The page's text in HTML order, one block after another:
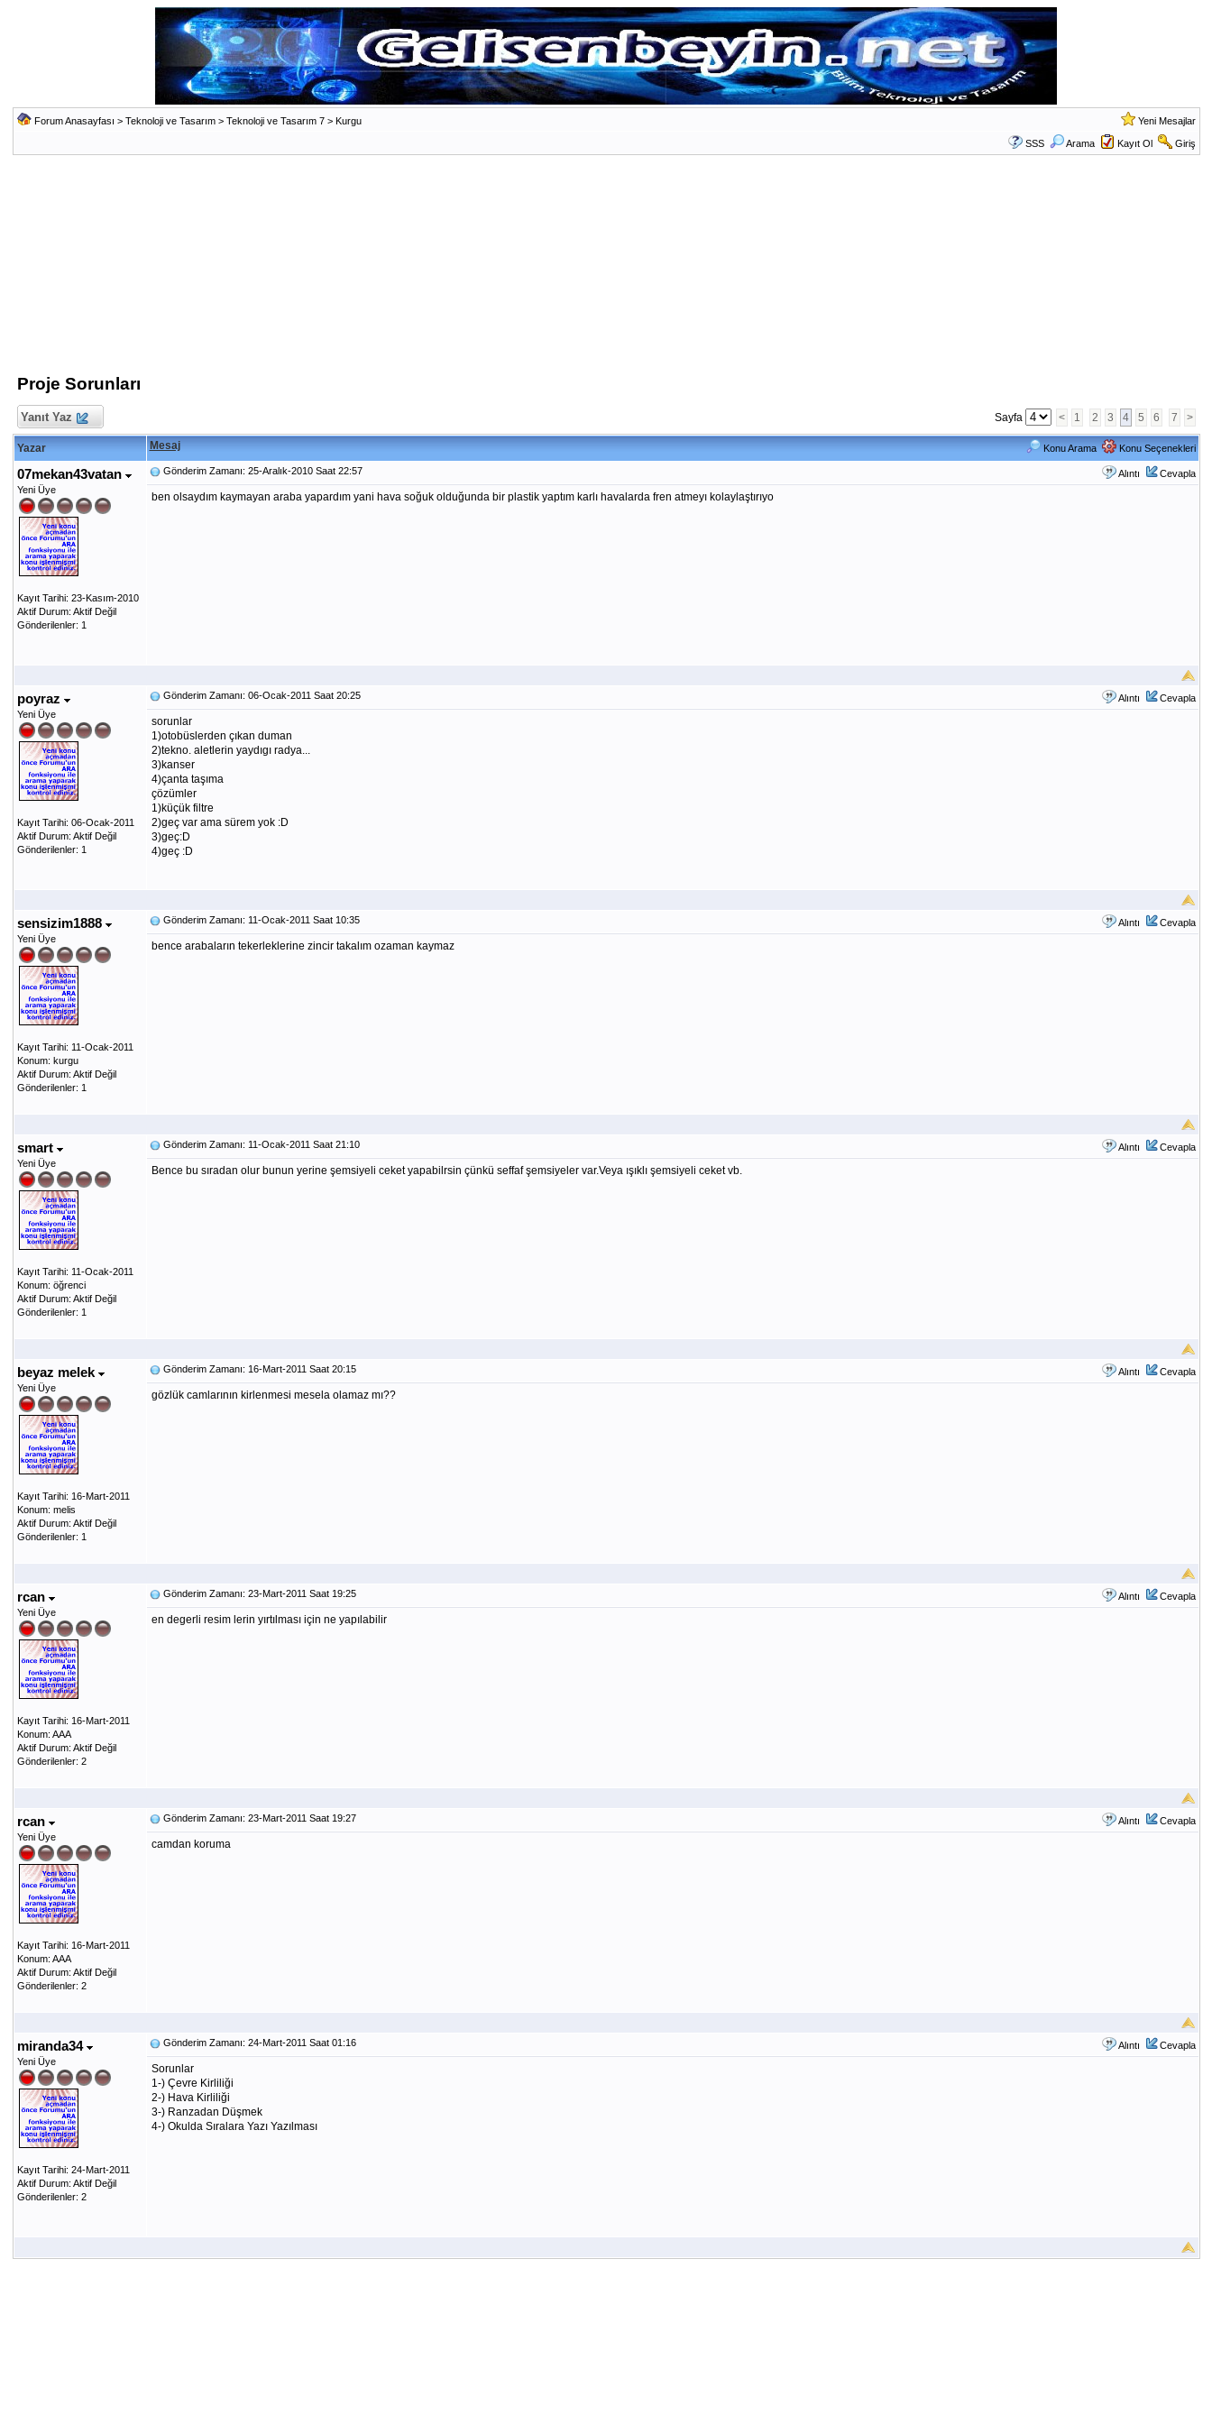
Forum Anasayfası > Teknoloji ve Tasarım> Teknoloji ve Tasarım 7> Kurgu Yeni Mesajlar
SSS Arama Kayıt Ol Giriş
Proje Sorunları
Yanıt Yaz Sayfa < 1 2 3 4 5 6 7 >
Yazar Mesaj Konu Arama Konu Seçenekleri
07mekan43vatan
Yeni Üye
Kayıt Tarihi: 23-Kasım-2010
Aktif Durum: Aktif Değil
Gönderilenler: 1
Alıntı Cevapla
Gönderim Zamanı: 25-Aralık-2010 Saat 22:57
ben olsaydım kaymayan araba yapardım yani hava soğuk olduğunda bir plastik yaptım karlı havalarda fren atmeyı kolaylaştırıyo
poyraz
Yeni Üye
Kayıt Tarihi: 06-Ocak-2011
Aktif Durum: Aktif Değil
Gönderilenler: 1
Alıntı Cevapla
Gönderim Zamanı: 06-Ocak-2011 Saat 20:25
sorunlar
1)otobüslerden çıkan duman
2)tekno. aletlerin yaydıgı radya...
3)kanser
4)çanta taşıma
çözümler
1)küçük filtre
2)geç var ama sürem yok :D
3)geç:D
4)geç :D
sensizim1888
Yeni Üye
Kayıt Tarihi: 11-Ocak-2011
Konum: kurgu
Aktif Durum: Aktif Değil
Gönderilenler: 1
Alıntı Cevapla
Gönderim Zamanı: 11-Ocak-2011 Saat 10:35
bence arabaların tekerleklerine zincir takalım ozaman kaymaz
smart
Yeni Üye
Kayıt Tarihi: 11-Ocak-2011
Konum: öğrenci
Aktif Durum: Aktif Değil
Gönderilenler: 1
Alıntı Cevapla
Gönderim Zamanı: 11-Ocak-2011 Saat 21:10
Bence bu sıradan olur bunun yerine şemsiyeli ceket yapabilrsin çünkü seffaf şemsiyeler var.Veya ışıklı şemsiyeli ceket vb.
beyaz melek
Yeni Üye
Kayıt Tarihi: 16-Mart-2011
Konum: melis
Aktif Durum: Aktif Değil
Gönderilenler: 1
Alıntı Cevapla
Gönderim Zamanı: 16-Mart-2011 Saat 20:15
gözlük camlarının kirlenmesi mesela olamaz mı??
rcan
Yeni Üye
Kayıt Tarihi: 16-Mart-2011
Konum: AAA
Aktif Durum: Aktif Değil
Gönderilenler: 2
Alıntı Cevapla
Gönderim Zamanı: 23-Mart-2011 Saat 19:25
en degerli resim lerin yırtılması için ne yapılabilir
rcan
Yeni Üye
Kayıt Tarihi: 16-Mart-2011
Konum: AAA
Aktif Durum: Aktif Değil
Gönderilenler: 2
Alıntı Cevapla
Gönderim Zamanı: 23-Mart-2011 Saat 19:27
camdan koruma
miranda34
Yeni Üye
Kayıt Tarihi: 24-Mart-2011
Aktif Durum: Aktif Değil
Gönderilenler: 2
Alıntı Cevapla
Gönderim Zamanı: 24-Mart-2011 Saat 01:16
Sorunlar
1-) Çevre Kirliliği
2-) Hava Kirliliği
3-) Ranzadan Düşmek
4-) Okulda Sıralara Yazı Yazılması